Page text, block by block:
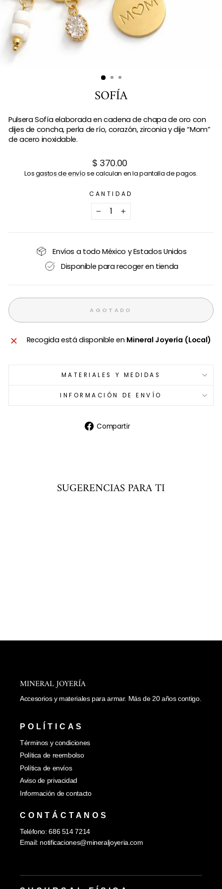
SOFÍA
Pulsera Sofía elaborada en cadena de chapa de oro con
dijes de concha, perla de río, corazón, zirconia y dije “Mom”
de acero inoxidable.
Precio
habitual
$ 370.00
Losgastos de envíose calculan en la pantalla de pagos.
CANTIDAD
− +
Envíos a todo México y Estados Unidos
Disponible para recoger en tienda
AGOTADO
Recogida está disponible en Mineral Joyería (Local)
MATERIALES Y MEDIDAS
INFORMACIÓN DE ENVÍO
Compartir
SUGERENCIAS PARA TI
MINERAL JOYERÍA
Accesorios y materiales para armar. Más de 20 años contigo.
POLÍTICAS
Términos y condiciones
Política de reembolso
Política de envíos
Aviso de privacidad
Información de contacto
CONTÁCTANOS
Teléfono: 686 514 7214
Email: notificaciones@mineraljoyeria.com